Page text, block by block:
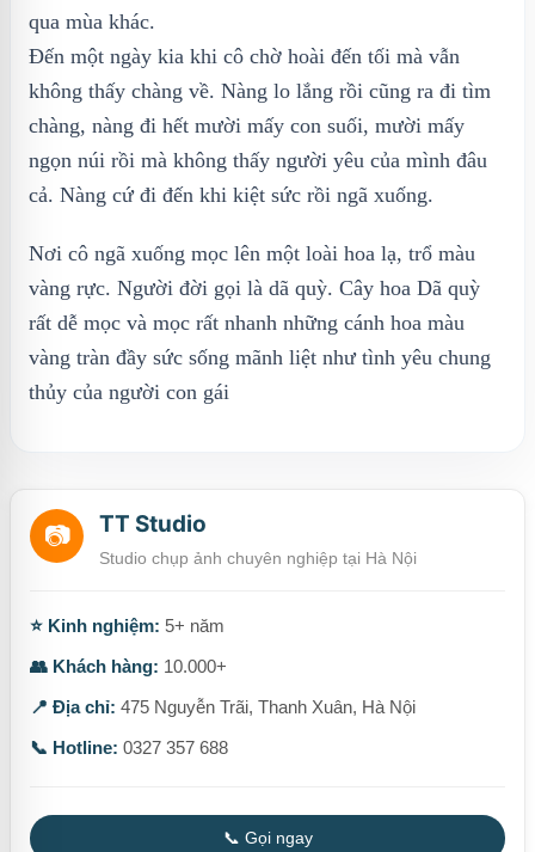
qua mùa khác.
Đến một ngày kia khi cô chờ hoài đến tối mà vẫn
không thấy chàng về. Nàng lo lắng rồi cũng ra đi tìm
chàng, nàng đi hết mười mấy con suối, mười mấy
ngọn núi rồi mà không thấy người yêu của mình đâu
cả. Nàng cứ đi đến khi kiệt sức rồi ngã xuống.
Nơi cô ngã xuống mọc lên một loài hoa lạ, trổ màu
vàng rực. Người đời gọi là dã quỳ. Cây hoa Dã quỳ
rất dễ mọc và mọc rất nhanh những cánh hoa màu
vàng tràn đầy sức sống mãnh liệt như tình yêu chung
thủy của người con gái
📷 TT Studio
Studio chụp ảnh chuyên nghiệp tại Hà Nội
⭐ Kinh nghiệm: 5+ năm
👥 Khách hàng: 10.000+
📍 Địa chỉ: 475 Nguyễn Trãi, Thanh Xuân, Hà Nội
📞 Hotline: 0327 357 688
📞 Gọi ngay